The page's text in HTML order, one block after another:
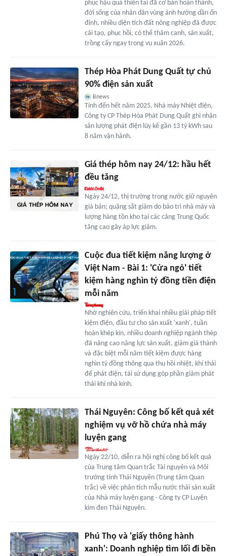
phục hậu quả thiên tai đã cơ bản hoàn thành,
đời sống của nhân dân vùng ảnh hưởng dần ổn
định, nhiều diện tích đất nông nghiệp đã được
cải tạo, phục hồi, có thể thâm canh, sản xuất,
trồng cấy ngay trong vụ xuân 2026.
Thép Hòa Phát Dung Quất tự chủ
90% điện sản xuất
Bnews
Tính đến hết năm 2025, Nhà máy Nhiệt điện,
Công ty CP Thép Hòa Phát Dung Quất ghi nhận
sản lượng phát điện lũy kế gần 13 tỷ kWh sau
8 năm vận hành.
Giá thép hôm nay 24/12: hầu hết
đều tăng
Ngày 24/12, thị trường trong nước giữ nguyên
giá bán; quặng sắt giảm do bảo trì nhà máy và
lượng hàng tồn kho tại các cảng Trung Quốc
tăng cao gây áp lực giảm.
Cuộc đua tiết kiệm năng lượng ở
Việt Nam - Bài 1: 'Cửa ngỏ' tiết
kiệm hàng nghìn tỷ đồng tiền điện
mỗi năm
Nhờ nghiên cứu, triển khai nhiều giải pháp tiết
kiệm điện, đầu tư cho sản xuất 'xanh', tuần
hoàn khép kín, nhiều doanh nghiệp ngành thép
đã nâng cao năng lực sản xuất, giảm giá thành
và đặc biệt mỗi năm tiết kiệm được hàng
nghìn tỷ đồng thông qua thu hồi nhiệt, khí thải
để phát điện, tái sử dụng góp phần giảm phát
thải khí nhà kính.
Thái Nguyên: Công bố kết quả xét
nghiệm vụ vỡ hồ chứa nhà máy
luyện gang
Ngày 22/10, diễn ra hội nghị công bố kết quả
của Trung tâm Quan trắc Tài nguyên và Môi
trường tỉnh Thái Nguyên (Trung tâm Quan
trắc) về việc phân tích mẫu nước thải sản xuất
của Nhà máy luyện gang - Công ty CP Luyện
kim đen Thái Nguyên.
Phú Thọ và 'giấy thông hành
xanh': Doanh nghiệp tìm lối đi bền